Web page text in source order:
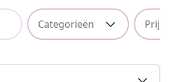
Categorieën Prijs